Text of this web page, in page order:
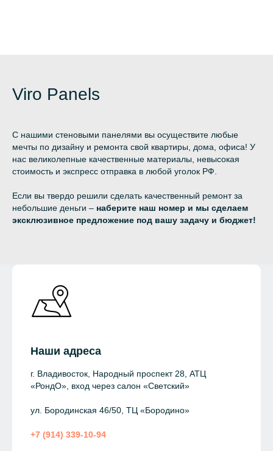
Viro Panels
С нашими стеновыми панелями вы осуществите любые
мечты по дизайну и ремонта свой квартиры, дома, офиса! У
нас великолепные качественные материалы, невысокая
стоимость и экспресс отправка в любой уголок РФ.
Если вы твердо решили сделать качественный ремонт за
небольшие деньги – наберите наш номер и мы сделаем
эксклюзивное предложение под вашу задачу и бюджет!
Наши адреса
г. Владивосток, Народный проспект 28, АТЦ
«РондО», вход через салон «Светский»
ул. Бородинская 46/50, ТЦ «Бородино»
+7 (914) 339-10-94